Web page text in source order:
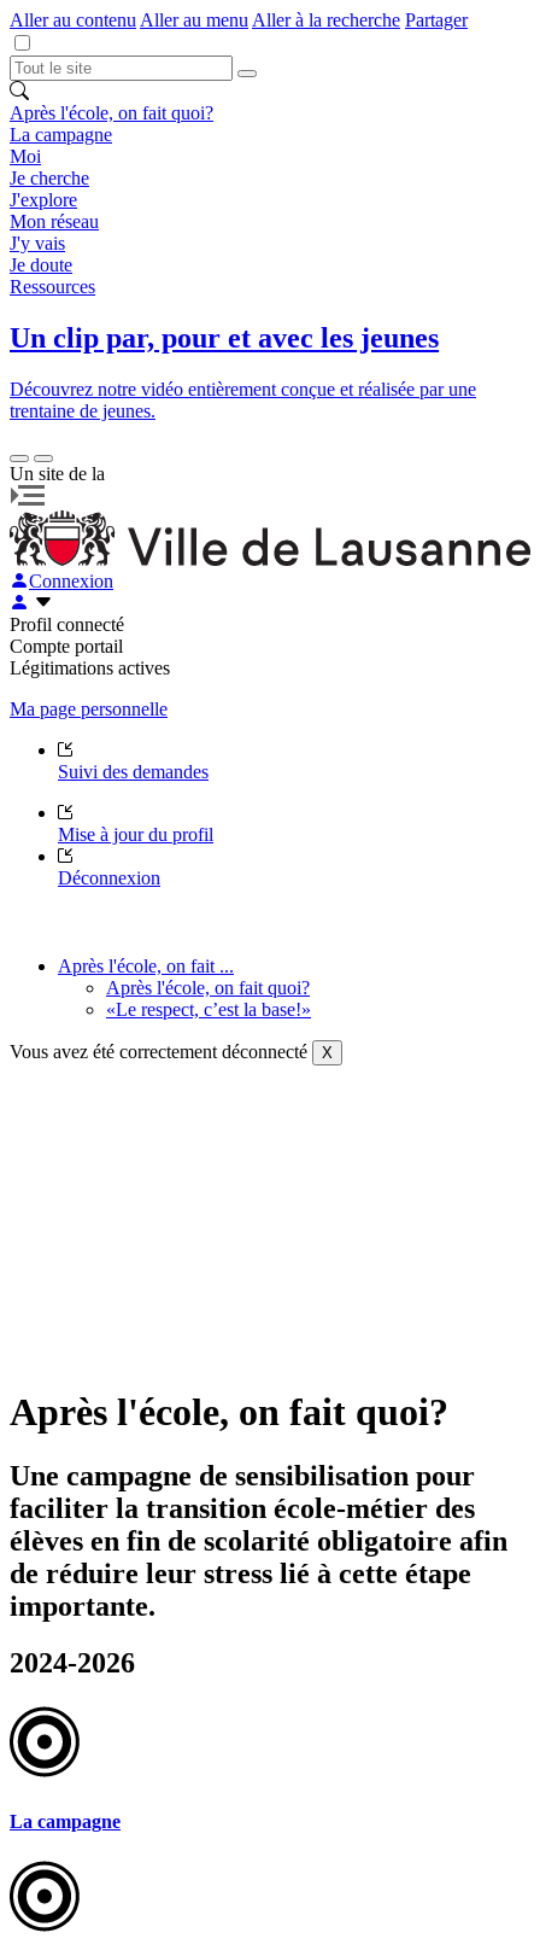
Aller au contenu Aller au menu Aller à la recherche Partager
Après l'école, on fait quoi?
La campagne
Moi
Je cherche
J'explore
Mon réseau
J'y vais
Je doute
Ressources
Un clip par, pour et avec les jeunes
Découvrez notre vidéo entièrement conçue et réalisée par une
trentaine de jeunes.
Un site de la
Connexion
Profil connecté
Compte portail
Légitimations actives
Ma page personnelle
Suivi des demandes
Mise à jour du profil
Déconnexion
Après l'école, on fait ...
Après l'école, on fait quoi?
«Le respect, c’est la base!»
Vous avez été correctement déconnecté X
Après l'école, on fait quoi?
Une campagne de sensibilisation pour
faciliter la transition école-métier des
élèves en fin de scolarité obligatoire afin
de réduire leur stress lié à cette étape
importante.
2024-2026
La campagne